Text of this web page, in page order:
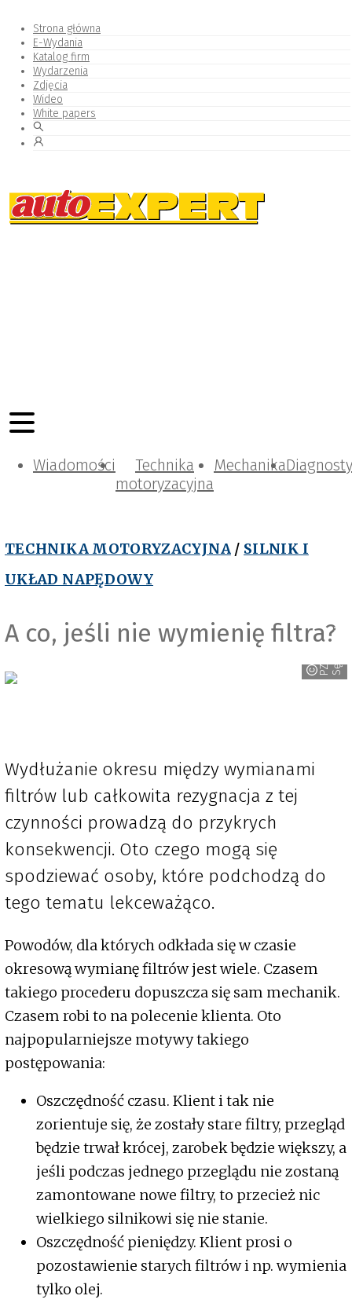
Strona główna
E-Wydania
Katalog firm
Wydarzenia
Zdjęcia
Wideo
White papers
Wiadomości
Technika
motoryzacyjna
Mechanika
TECHNIKA MOTORYZACYJNA / SILNIK I
UKŁAD NAPĘDOWY
A co, jeśli nie wymienię filtra?
P
Z
L
S
ę
d
z
i
s
z
ów
Wydłużanie okresu między wymianami
filtrów lub całkowita rezygnacja z tej
czynności prowadzą do przykrych
konsekwencji. Oto czego mogą się
spodziewać osoby, które podchodzą do
tego tematu lekceważąco.
Powodów, dla których odkłada się w czasie
okresową wymianę filtrów jest wiele. Czasem
takiego procederu dopuszcza się sam mechanik.
Czasem robi to na polecenie klienta. Oto
najpopularniejsze motywy takiego
postępowania:
Oszczędność czasu. Klient i tak nie
zorientuje się, że zostały stare filtry, przegląd
będzie trwał krócej, zarobek będzie większy, a
jeśli podczas jednego przeglądu nie zostaną
zamontowane nowe filtry, to przecież nic
wielkiego silnikowi się nie stanie.
Oszczędność pieniędzy. Klient prosi o
pozostawienie starych filtrów i np. wymienia
tylko olej.